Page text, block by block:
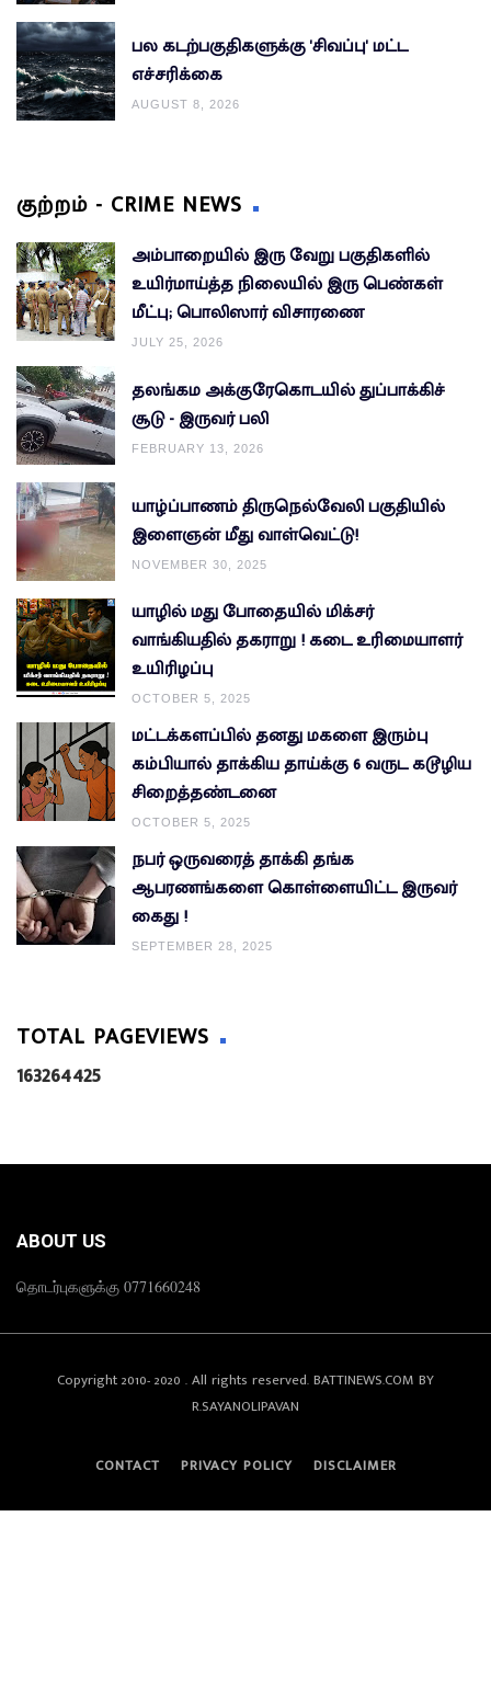
பல கடற்பகுதிகளுக்கு 'சிவப்பு' மட்ட
எச்சரிக்கை
AUGUST 8, 2026
குற்றம் - CRIME NEWS
அம்பாறையில் இரு வேறு பகுதிகளில்
உயிர்மாய்த்த நிலையில் இரு பெண்கள்
மீட்பு; பொலிஸார் விசாரணை
JULY 25, 2026
தலங்கம அக்குரேகொடயில் துப்பாக்கிச்
சூடு - இருவர் பலி
FEBRUARY 13, 2026
யாழ்ப்பாணம் திருநெல்வேலி பகுதியில்
இளைஞன் மீது வாள்வெட்டு!
NOVEMBER 30, 2025
யாழில் மது போதையில் மிக்சர்
வாங்கியதில் தகராறு ! கடை உரிமையாளர்
உயிரிழப்பு
OCTOBER 5, 2025
மட்டக்களப்பில் தனது மகளை இரும்பு
கம்பியால் தாக்கிய தாய்க்கு 6 வருட கடூழிய
சிறைத்தண்டனை
OCTOBER 5, 2025
நபர் ஒருவரைத் தாக்கி தங்க
ஆபரணங்களை கொள்ளையிட்ட இருவர்
கைது !
SEPTEMBER 28, 2025
TOTAL PAGEVIEWS
163264425
ABOUT US
தொடர்புகளுக்கு 0771660248
Copyright 2010- 2020 . All rights reserved. BATTINEWS.COM BY
R.SAYANOLIPAVAN
CONTACT PRIVACY POLICY DISCLAIMER